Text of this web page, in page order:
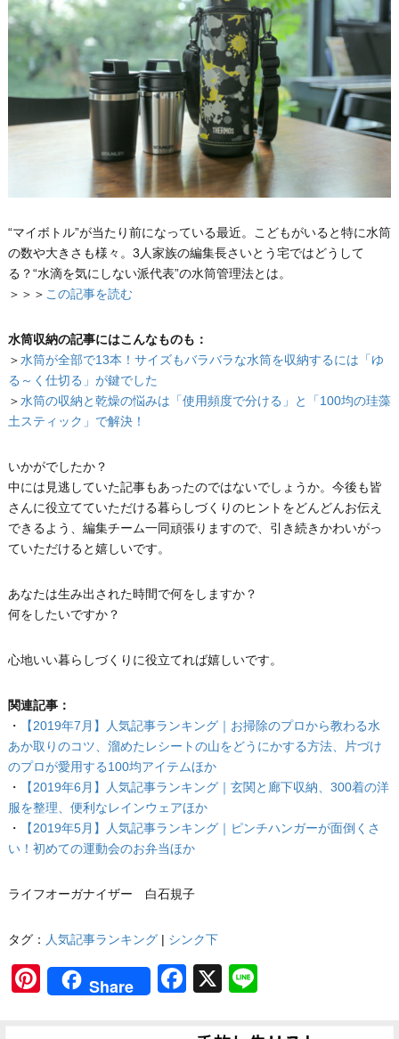
“マイボトル”が当たり前になっている最近。こどもがいると特に水筒
の数や大きさも様々。3人家族の編集長さいとう宅ではどうして
る？“水滴を気にしない派代表”の水筒管理法とは。
＞＞＞ この記事を読む
水筒収納の記事にはこんなものも：
＞水筒が全部で13本！サイズもバラバラな水筒を収納するには「ゆ
る～く仕切る」が鍵でした
＞水筒の収納と乾燥の悩みは「使用頻度で分ける」と「100均の珪藻
土スティック」で解決！
いかがでしたか？
中には見逃していた記事もあったのではないでしょうか。今後も皆
さんに役立てていただける暮らしづくりのヒントをどんどんお伝え
できるよう、編集チーム一同頑張りますので、引き続きかわいがっ
ていただけると嬉しいです。
あなたは生み出された時間で何をしますか？
何をしたいですか？
心地いい暮らしづくりに役立てれば嬉しいです。
関連記事：
・
【2019年7月】人気記事ランキング｜お掃除のプロから教わる水
あか取りのコツ、溜めたレシートの山をどうにかする方法、片づけ
のプロが愛用する100均アイテムほか
・
【2019年6月】人気記事ランキング｜玄関と廊下収納、300着の洋
服を整理、便利なレインウェアほか
・
【2019年5月】人気記事ランキング｜ピンチハンガーが面倒くさ
い！初めての運動会のお弁当ほか
ライフオーガナイザー 白石規子
タグ： 人気記事ランキング| シンク下
Pinterest
Share Facebook
X